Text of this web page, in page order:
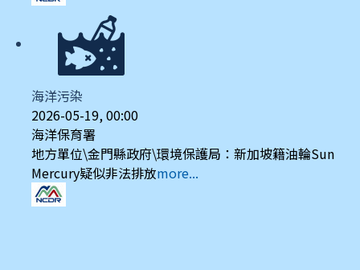
海洋污染
2026-05-19, 00:00
海洋保育署
地方單位\金門縣政府\環境保護局：新加坡籍油輪Sun
Mercury疑似非法排放more...